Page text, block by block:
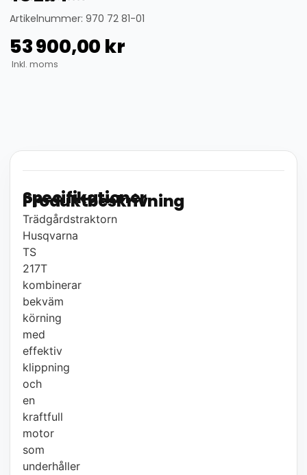
Artikelnummer: 970 72 81-01
53 900,00 kr
Inkl. moms
Produktbeskrivning
Trädgårdstraktorn
Husqvarna
TS
217T
kombinerar
bekväm
körning
med
effektiv
klippning
och
en
kraftfull
motor
som
underhåller
Specifikationer